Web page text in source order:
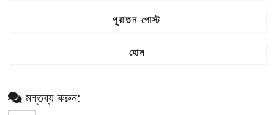
পুরাতন পোস্ট
হোম
মন্তব্য করুন: